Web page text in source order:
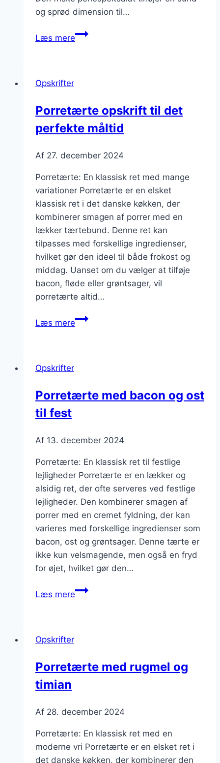
og sprød dimension til…
Læs merePorretærte
Opskrifter
Porretærte opskrift til det
perfekte måltid
Af 27. december 2024
Porretærte: En klassisk ret med mange
variationer Porretærte er en elsket
klassisk ret i det danske køkken, der
kombinerer smagen af porrer med en
lækker tærtebund. Denne ret kan
tilpasses med forskellige ingredienser,
hvilket gør den ideel til både frokost og
middag. Uanset om du vælger at tilføje
bacon, fløde eller grøntsager, vil
porretærte altid…
Læs merePorretærte
Opskrifter
Porretærte med bacon og ost
til fest
Af 13. december 2024
Porretærte: En klassisk ret til festlige
lejligheder Porretærte er en lækker og
alsidig ret, der ofte serveres ved festlige
lejligheder. Den kombinerer smagen af
porrer med en cremet fyldning, der kan
varieres med forskellige ingredienser som
bacon, ost og grøntsager. Denne tærte er
ikke kun velsmagende, men også en fryd
for øjet, hvilket gør den…
Læs merePorretærte
fest
Opskrifter
Porretærte med rugmel og
timian
Af 28. december 2024
Porretærte: En klassisk ret med en
moderne vri Porretærte er en elsket ret i
det danske køkken, der kombinerer den